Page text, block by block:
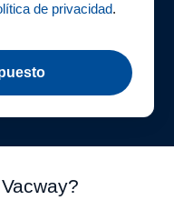
de privacidad.